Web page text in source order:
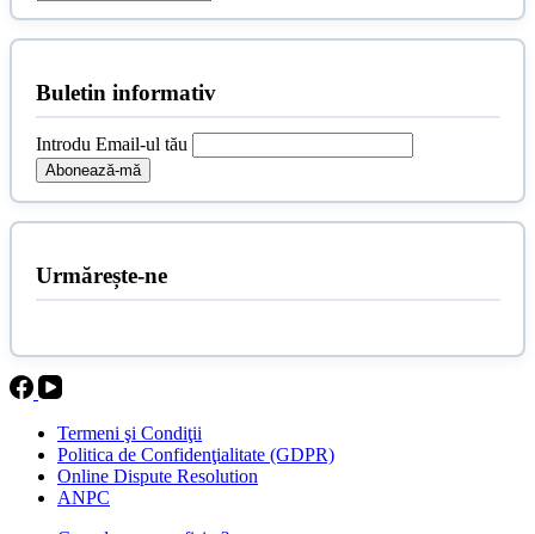
Buletin informativ
Introdu Email-ul tău
Urmărește-ne
Termeni şi Condiţii
Politica de Confidenţialitate (GDPR)
Online Dispute Resolution
ANPC